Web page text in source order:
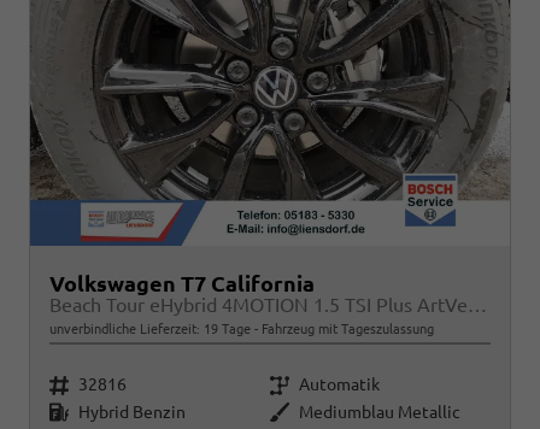
Volkswagen T7 California
unverbindliche Lieferzeit: 19 Tage Fahrzeug mit Tageszulassung
Fahrzeugnr. 32816 Getriebe Automatik
Kraftstoff Hybrid Benzin Außenfarbe Mediumblau Metallic